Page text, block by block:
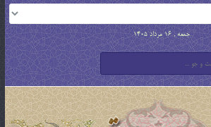
جمعه , 16 مرداد 1405